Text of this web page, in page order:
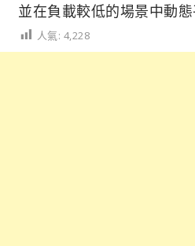
並在負載較低的場景中動
人氣: 4,228